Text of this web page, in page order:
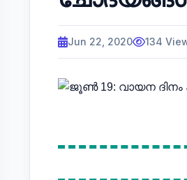
Jun 22, 2020 134